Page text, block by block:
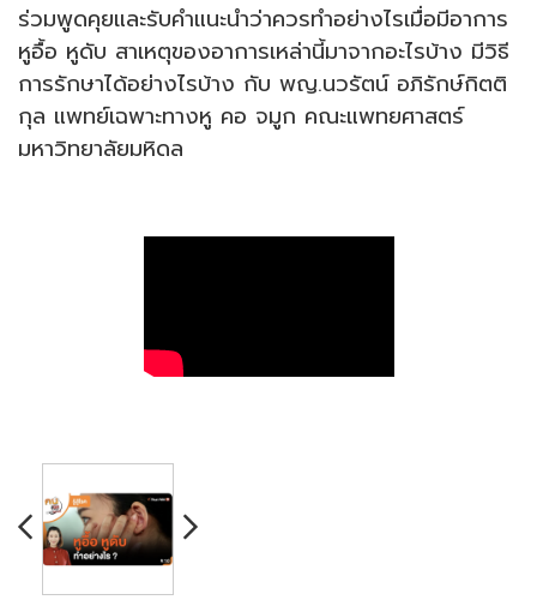
ร่วมพูดคุยและรับคำแนะนำว่าควรทำอย่างไรเมื่อมีอาการ
หูอื้อ หูดับ สาเหตุของอาการเหล่านี้มาจากอะไรบ้าง มีวิธี
การรักษาได้อย่างไรบ้าง กับ พญ.นวรัตน์ อภิรักษ์กิตติ
กุล แพทย์เฉพาะทางหู คอ จมูก คณะแพทยศาสตร์
มหาวิทยาลัยมหิดล